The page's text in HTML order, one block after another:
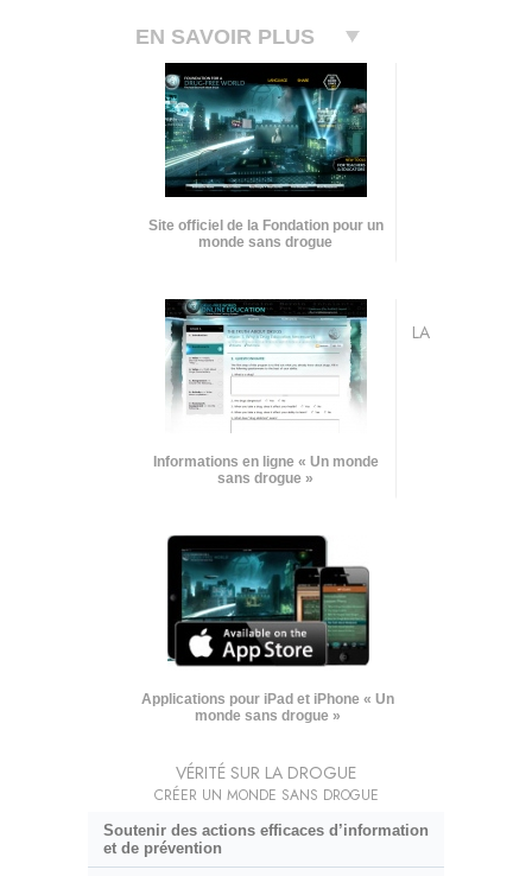
EN SAVOIR PLUS
Site officiel de la Fondation pour un
monde sans drogue
Informations en ligne « Un monde
sans drogue »
Applications pour iPad et iPhone « Un
monde sans drogue »
LA
VÉRITÉ SUR LA DROGUE
CRÉER UN MONDE SANS DROGUE
Soutenir des actions efficaces d’information
et de prévention